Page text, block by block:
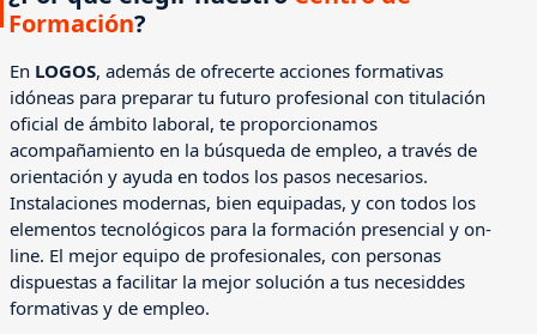
Formación?
En LOGOS, además de ofrecerte acciones formativas
idóneas para preparar tu futuro profesional con titulación
oficial de ámbito laboral, te proporcionamos
acompañamiento en la búsqueda de empleo, a través de
orientación y ayuda en todos los pasos necesarios.
Instalaciones modernas, bien equipadas, y con todos los
elementos tecnológicos para la formación presencial y on-
line. El mejor equipo de profesionales, con personas
dispuestas a facilitar la mejor solución a tus necesiddes
formativas y de empleo.